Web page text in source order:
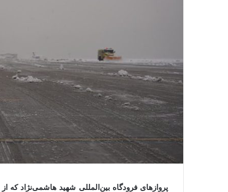
پروازهای فرودگاه بین‌المللی شهید هاشمی‌نژاد که